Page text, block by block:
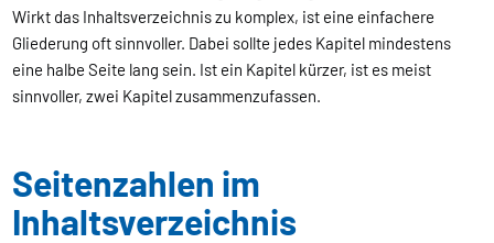
Wirkt das Inhaltsverzeichnis zu komplex, ist eine einfachere
Gliederung oft sinnvoller. Dabei sollte jedes Kapitel mindestens
eine halbe Seite lang sein. Ist ein Kapitel kürzer, ist es meist
sinnvoller, zwei Kapitel zusammenzufassen.
Seitenzahlen im
Inhaltsverzeichnis